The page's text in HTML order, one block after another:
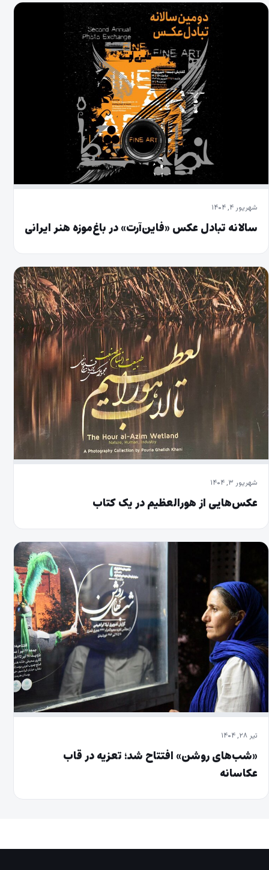
شهریور ۴, ۱۴۰۴
سالانه تبادل عکس «فاین‌آرت» در باغ‌موزه‌ هنر ایرانی
شهریور ۳, ۱۴۰۴
عکس‌هایی از هورالعظیم در یک کتاب
تیر ۲۸, ۱۴۰۴
«شب‌های روشن» افتتاح شد؛ تعزیه در قاب
عکاسانه